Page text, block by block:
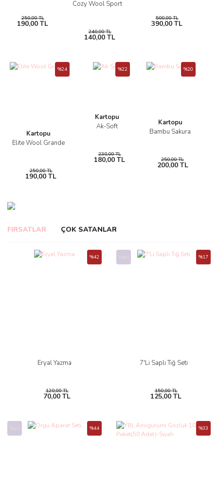
250,00 TL
190,00 TL
Cozy Wool Sport
240,00 TL
140,00 TL
500,00 TL
390,00 TL
Kartopu
Elite Wool Grande
%24
250,00 TL
190,00 TL
Kartopu
Ak-Soft
%22
230,00 TL
180,00 TL
Kartopu
Bambu Sakura
%20
250,00 TL
200,00 TL
FIRSATLAR ÇOK SATANLAR
Eryal Yazma
%42
120,00 TL
70,00 TL
7'Li Saplı Tığ Seti
%17
150,00 TL
125,00 TL
%44 %33